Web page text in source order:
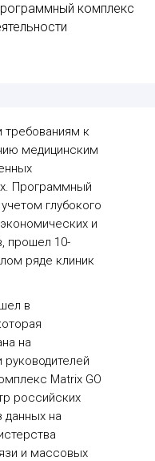
комплекс
в
на
Matrix GO
российских
на
и массовых
требованиям к
медицинским
Программный
глубокого
и
прошел 10-
ряде клиник